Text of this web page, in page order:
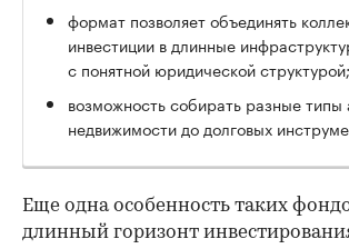
формат позволяет объединять
инвестиции в длинные
с понятной юридической структурой;
возможность собирать разные типы
недвижимости до долговых
Еще одна особенность таких
длинный горизонт